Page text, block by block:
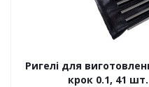
Ригелі для
крок 0.1, 41